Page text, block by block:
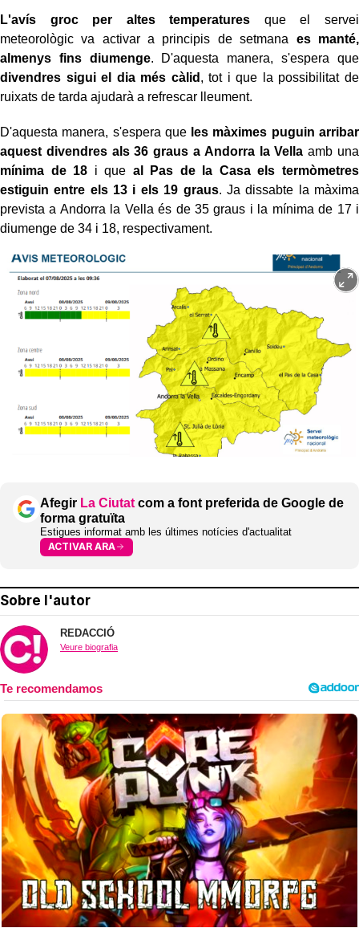
L'avís groc per altes temperatures que el servei
meteorològic va activar a principis de setmana es manté,
almenys fins diumenge. D'aquesta manera, s'espera que
divendres sigui el dia més càlid , tot i que la possibilitat de
ruixats de tarda ajudarà a refrescar lleument.
D'aquesta manera, s'espera que les màximes puguin arribar
aquest divendres als 36 graus a Andorra la Vella amb una
mínima de 18 i que al Pas de la Casa els termòmetres
estiguin entre els 13 i els 19 graus. Ja dissabte la màxima
prevista a Andorra la Vella és de 35 graus i la mínima de 17 i
diumenge de 34 i 18, respectivament.
Afegir La Ciutat com a font preferida de Google de
forma gratuïta
Estigues informat amb les últimes notícies d'actualitat
ACTIVAR ARA
Sobre l'autor
REDACCIÓ
Veure biografia